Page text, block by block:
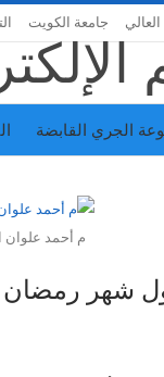
جامعة الكويت
الجري القابضة
م أحمد
شهر رمضان